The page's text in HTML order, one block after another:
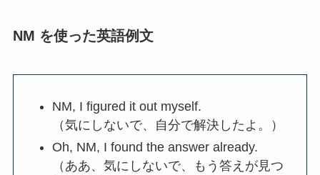
NM を使った英語例文
NM, I figured it out myself.
（気にしないで、自分で解決したよ。）
Oh, NM, I found the answer already.
（ああ、気にしないで、もう答えが見つ